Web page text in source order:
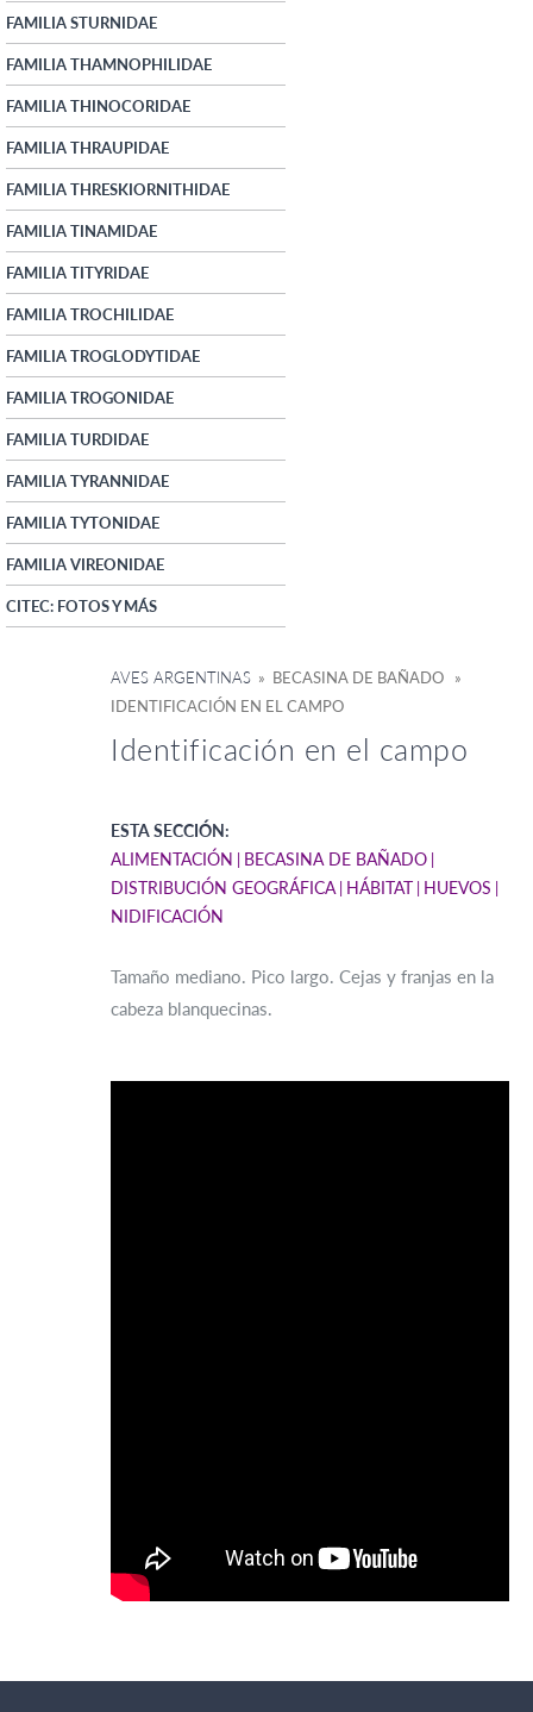
FAMILIA STURNIDAE
FAMILIA THAMNOPHILIDAE
FAMILIA THINOCORIDAE
FAMILIA THRAUPIDAE
FAMILIA THRESKIORNITHIDAE
FAMILIA TINAMIDAE
FAMILIA TITYRIDAE
FAMILIA TROCHILIDAE
FAMILIA TROGLODYTIDAE
FAMILIA TROGONIDAE
FAMILIA TURDIDAE
FAMILIA TYRANNIDAE
FAMILIA TYTONIDAE
FAMILIA VIREONIDAE
CITEC: FOTOS Y MÁS
AVES ARGENTINAS » BECASINA DE BAÑADO »
IDENTIFICACIÓN EN EL CAMPO
Identificación en el campo
ESTA SECCIÓN:
ALIMENTACIÓN
BECASINA DE BAÑADO
DISTRIBUCIÓN GEOGRÁFICA HÁBITAT HUEVOS
NIDIFICACIÓN
Tamaño mediano. Pico largo. Cejas y franjas en la
cabeza blanquecinas.